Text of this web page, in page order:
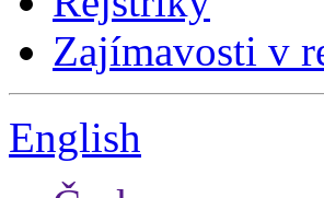
Zajímavosti v
English